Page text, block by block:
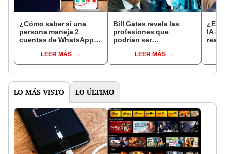
¿Cómo saber si una
persona maneja 2
cuentas de WhatsApp
LEER MÁS
Bill Gates revela las
profesiones que
podrían ser
INTELIGENCIA
ARTIFICIAL
LEER MÁS
¿El
IA
LO MÁS VISTO LO ÚLTIMO